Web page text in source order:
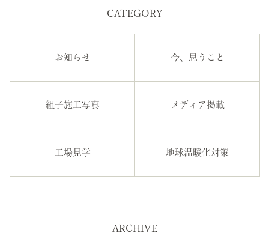
CATEGORY
お知らせ 今、思うこと
組子施工写真 メディア掲載
工場見学 地球温暖化対策
ARCHIVE